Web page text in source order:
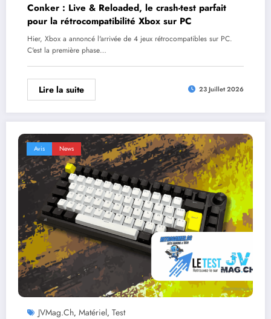
Conker : Live & Reloaded, le crash-test parfait
pour la rétrocompatibilité Xbox sur PC
Hier, Xbox a annoncé l'arrivée de 4 jeux rétrocompatibles sur PC.
C'est la première phase…
Lire la suite 23 Juillet 2026
Avis News
JVMag.ch, Matériel, Test